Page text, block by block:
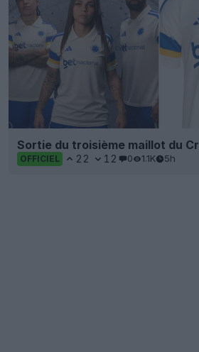
Sortie du troisième maillot du
OFFICIEL 22 12 0 1.1K 5h